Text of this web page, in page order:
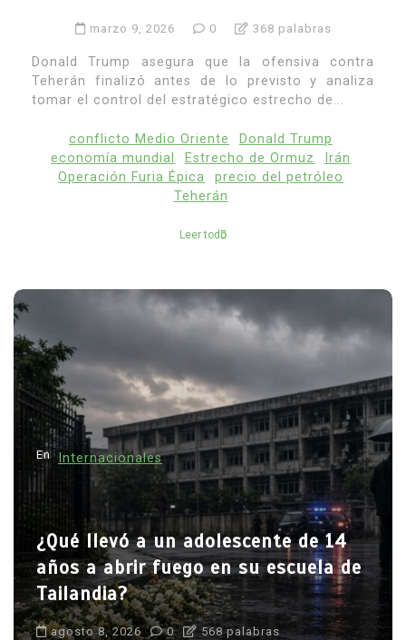
marzo 9, 2026 0 368 palabras
Donald Trump asegura que la ofensiva contra
Teherán finalizó antes de lo previsto y analiza
tomar el control del estratégico estrecho de...
conflicto Medio Oriente
Donald Trump
economía mundial
Estrecho de Ormuz
Irán
Operación Furia Épica
precio del petróleo
Teherán
Leer todo
En Internacionales
¿Qué llevó a un adolescente de 14
años a abrir fuego en su escuela de
Tailandia?
agosto 8, 2026 0 568 palabras